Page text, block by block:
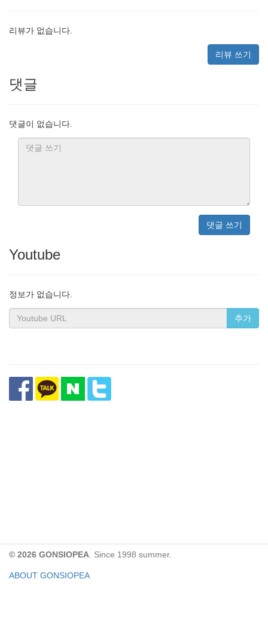
리뷰가 없습니다.
리뷰 쓰기
댓글
댓글이 없습니다.
댓글 쓰기
Youtube
정보가 없습니다.
추가
© 2026 GONSIOPEA . Since 1998 summer.
ABOUT GONSIOPEA